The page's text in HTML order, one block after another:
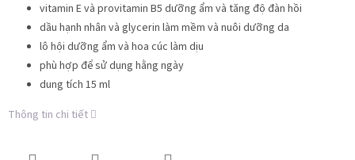
vitamin E và provitamin B5 dưỡng ẩm và tăng độ đàn hồi
dầu hạnh nhân và glycerin làm mềm và nuôi dưỡng da
lô hội dưỡng ẩm và hoa cúc làm dịu
phù hợp để sử dụng hằng ngày
dung tích 15 ml
Thông tin chi tiết